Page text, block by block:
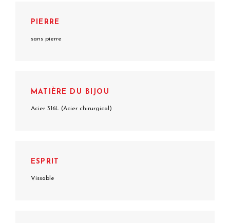
PIERRE
sans pierre
MATIÈRE DU BIJOU
Acier 316L (Acier chirurgical)
ESPRIT
Vissable